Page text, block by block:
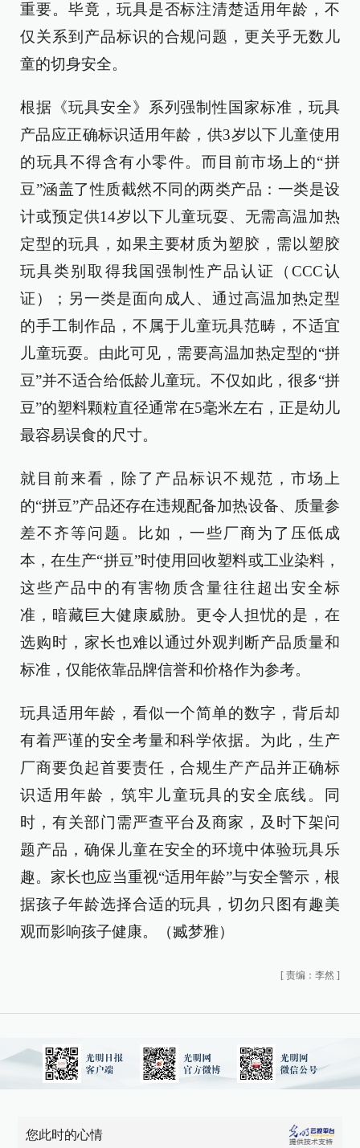
重要。毕竟，玩具是否标注清楚适用年龄，不
仅关系到产品标识的合规问题，更关乎无数儿
童的切身安全。
根据《玩具安全》系列强制性国家标准，玩具
产品应正确标识适用年龄，供3岁以下儿童使用
的玩具不得含有小零件。而目前市场上的“拼
豆”涵盖了性质截然不同的两类产品：一类是设
计或预定供14岁以下儿童玩耍、无需高温加热
定型的玩具，如果主要材质为塑胶，需以塑胶
玩具类别取得我国强制性产品认证（CCC认
证）；另一类是面向成人、通过高温加热定型
的手工制作品，不属于儿童玩具范畴，不适宜
儿童玩耍。由此可见，需要高温加热定型的“拼
豆”并不适合给低龄儿童玩。不仅如此，很多“拼
豆”的塑料颗粒直径通常在5毫米左右，正是幼儿
最容易误食的尺寸。
就目前来看，除了产品标识不规范，市场上
的“拼豆”产品还存在违规配备加热设备、质量参
差不齐等问题。比如，一些厂商为了压低成
本，在生产“拼豆”时使用回收塑料或工业染料，
这些产品中的有害物质含量往往超出安全标
准，暗藏巨大健康威胁。更令人担忧的是，在
选购时，家长也难以通过外观判断产品质量和
标准，仅能依靠品牌信誉和价格作为参考。
玩具适用年龄，看似一个简单的数字，背后却
有着严谨的安全考量和科学依据。为此，生产
厂商要负起首要责任，合规生产产品并正确标
识适用年龄，筑牢儿童玩具的安全底线。同
时，有关部门需严查平台及商家，及时下架问
题产品，确保儿童在安全的环境中体验玩具乐
趣。家长也应当重视“适用年龄”与安全警示，根
据孩子年龄选择合适的玩具，切勿只图有趣美
观而影响孩子健康。（臧梦雅）
[ 责编：李然 ]
您此时的心情